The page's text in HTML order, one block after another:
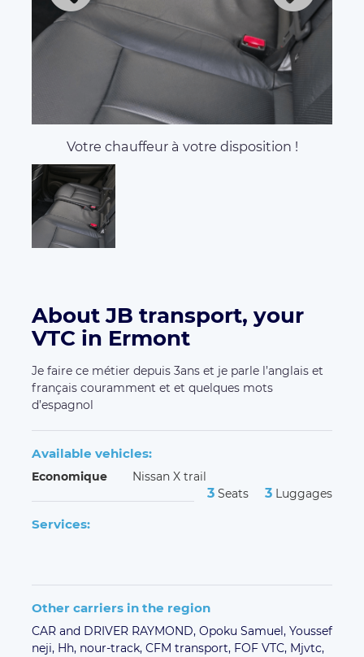
Votre chauffeur à votre disposition !
About JB transport, your
VTC in Ermont
Je faire ce métier depuis 3ans et je parle l’anglais et
français couramment et et quelques mots
d’espagnol
Available vehicles:
Economique Nissan X trail
3 Seats 3 Luggages
Services:
Other carriers in the region
CAR and DRIVER RAYMOND, Opoku Samuel, Youssef
neji, Hh, nour-track, CFM transport, FOF VTC, Mjvtc,